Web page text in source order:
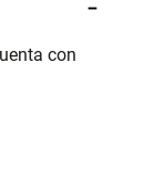
con